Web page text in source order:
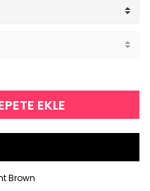
EKLE
Brown